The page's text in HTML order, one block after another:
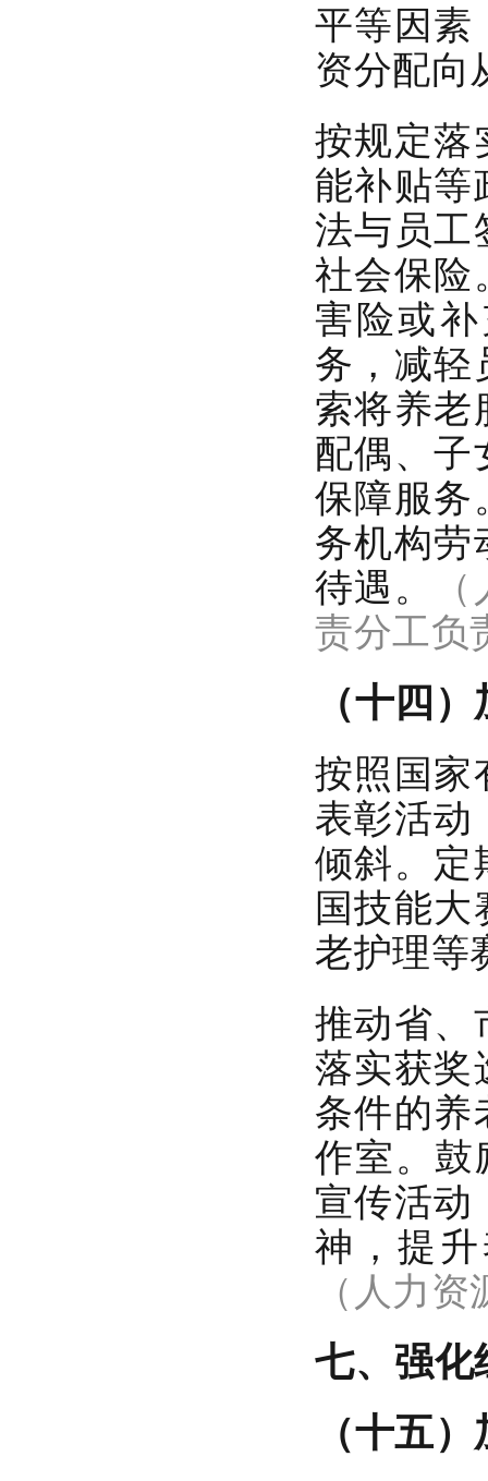
平等因素
资分配向
按规定落
能补贴等
法与员工
社会保险
害险或
务，减轻
索将养老
配偶、子
保障服务
务机构劳
待遇。
责分工负
（十四
按照国家
表彰活动
倾斜。 定
国技能
老护理等
推动省、
落实获奖
条件的养
作室。鼓
宣传活动
神，提
（人力
七、强化
（十五